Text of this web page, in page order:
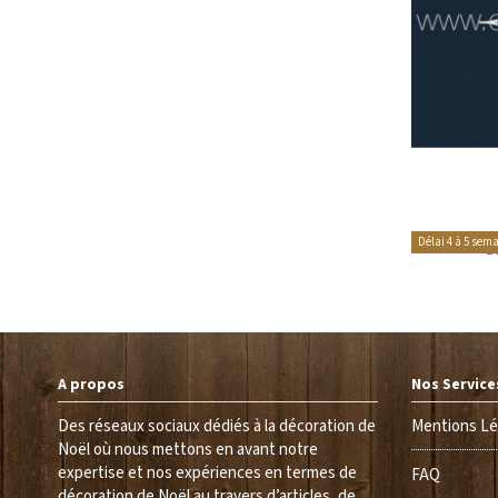
Délai 4 à 5
A propos
Des réseaux sociaux dédiés à la décoration de
Noël où nous mettons en avant notre
expertise et nos expériences en termes de
Nos
Mentions
FAQ